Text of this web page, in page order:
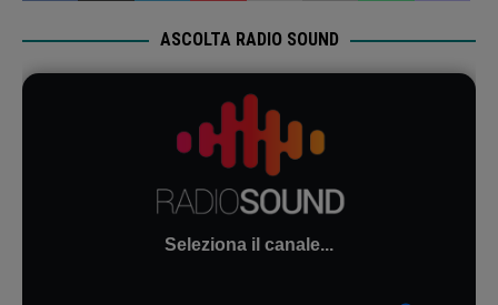
ASCOLTA RADIO SOUND
Seleziona il canale...